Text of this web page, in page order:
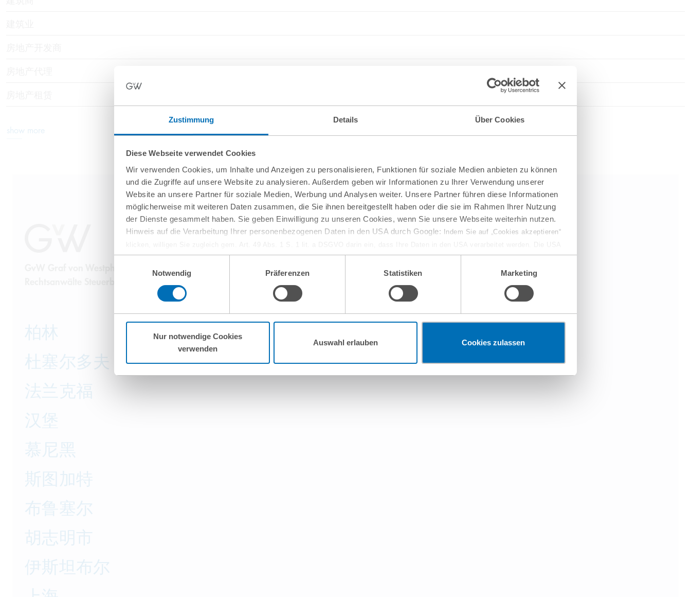
Zustimmung Details Über Cookies
Diese Webseite verwendet Cookies
Wir verwenden Cookies, um Inhalte und Anzeigen zu personalisieren, Funktionen für soziale Medien anbieten zu können
und die Zugriffe auf unsere Website zu analysieren. Außerdem geben wir Informationen zu Ihrer Verwendung unserer
Website an unsere Partner für soziale Medien, Werbung und Analysen weiter. Unsere Partner führen diese Informationen
möglicherweise mit weiteren Daten zusammen, die Sie ihnen bereitgestellt haben oder die sie im Rahmen Ihrer Nutzung
der Dienste gesammelt haben. Sie geben Einwilligung zu unseren Cookies, wenn Sie unsere Webseite weiterhin nutzen.
Hinweis auf die Verarbeitung Ihrer personenbezogenen Daten in den USA durch Google: Indem Sie auf „Cookies akzeptieren“
werden derzeit vom Europäischen Gerichtshof als ein Land mit einem nach EU-Standards unzureichendem Datenschutzniveau
eingeschätzt. Es besteht das Risiko, dass Ihre Daten durch US-Behörden, zu Kontroll- und zu Überwachungszwecken, gegebenenfalls
vorgehend beschriebene Übermittlung nicht statt.
Notwendig
Präferenzen Statistiken Marketing
Nur notwendige Cookies
verwenden
Auswahl erlauben Cookies zulassen
show more
柏林
杜塞尔多夫
法兰克福
汉堡
慕尼黑
斯图加特
布鲁塞尔
胡志明市
伊斯坦布尔
Rechtsanwälte Steuerberater Partnerschaft mbB